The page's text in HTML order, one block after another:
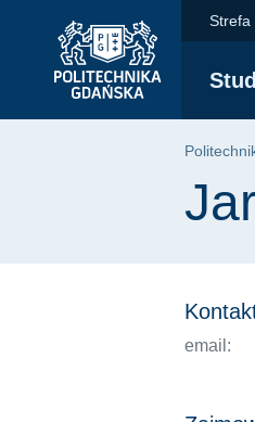
głównego
wyszukiwarki
JarosławStrefa
email: